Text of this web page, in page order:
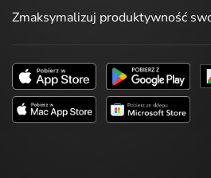
Zmaksymalizuj produktywność